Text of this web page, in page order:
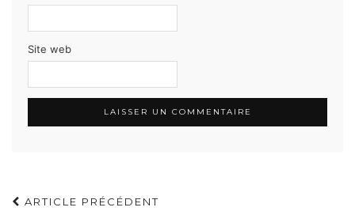
Site web
ARTICLE PRÉCÉDENT